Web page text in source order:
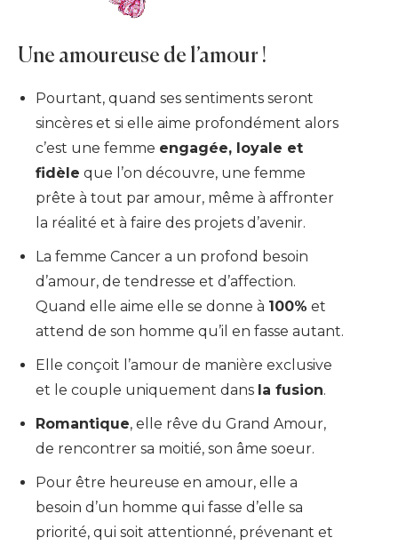
Une amoureuse de l’amour !
Pourtant, quand ses sentiments seront
sincères et si elle aime profondément alors
c’est une femme engagée, loyale et
fidèle que l’on découvre, une femme
prête à tout par amour, même à affronter
la réalité et à faire des projets d’avenir.
La femme Cancer a un profond besoin
d’amour, de tendresse et d’affection.
Quand elle aime elle se donne à 100% et
attend de son homme qu’il en fasse autant.
Elle conçoit l’amour de manière exclusive
et le couple uniquement dans la fusion.
Romantique, elle rêve du Grand Amour,
de rencontrer sa moitié, son âme soeur.
Pour être heureuse en amour, elle a
besoin d’un homme qui fasse d’elle sa
priorité, qui soit attentionné, prévenant et